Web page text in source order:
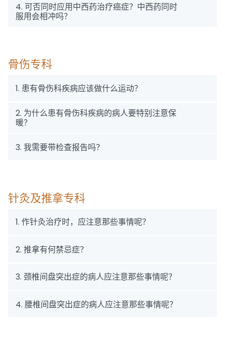
4. 可否同时应用中西药治疗癌症？中西药同时
服用会相冲吗？
骨伤专科
1. 患有骨伤科疾病应该做什么运动？
2. 为什么患有骨伤科疾病的病人要特别注意保
暖？
3. 我需要带检查报告吗？
针灸及推拿专科
1. 作针灸治疗时，应注意那些事情呢？
2. 推拿有何禁忌症？
3. 颈椎间盘突出症的病人应注意那些事情呢？
4. 腰椎间盘突出症的病人应注意那些事情呢？